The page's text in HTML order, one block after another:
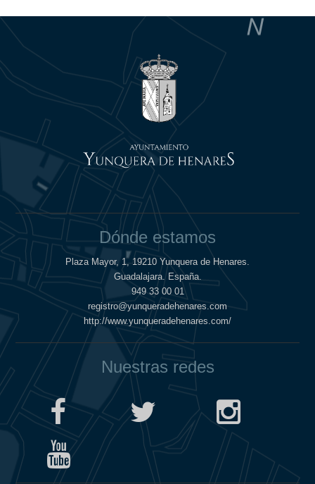
Dónde estamos
Plaza Mayor, 1, 19210 Yunquera de Henares.
Guadalajara. España.
949 33 00 01
registro@yunqueradehenares.com
http://www.yunqueradehenares.com/
Nuestras redes